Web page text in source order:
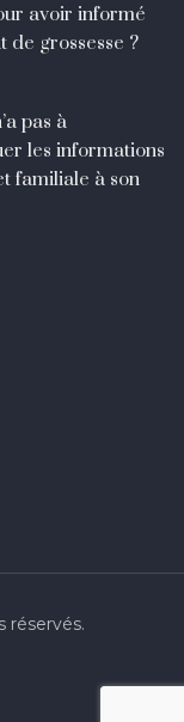
avoir informé
de grossesse ?
pas à
les informations
familiale à son
réservés.